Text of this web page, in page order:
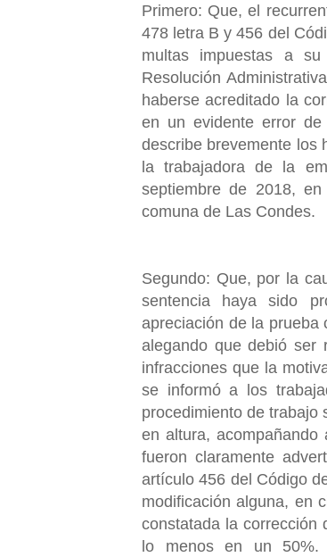
Primero: Que, el
478 letra B y 456 del
multas impuestas a
Resolución
haberse acreditado la
en un evidente error
describe brevemente los
la trabajadora de la
septiembre de 2018,
comuna de Las Condes.
Segundo: Que, por la
sentencia haya sido
apreciación de la prueba
alegando que debió ser
infracciones que la
se informó a los
procedimiento de trabajo
en altura,
fueron claramente
artículo 456 del Código
modificación alguna, en
constatada la corrección
lo menos en un 50%.